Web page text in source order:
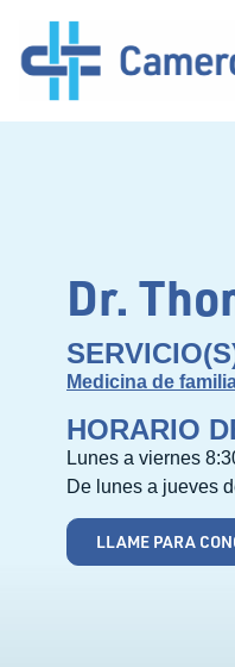
Dr.
Medicina de
HORARIO
Lunes a viernes
De lunes a jueves
LLAME PARA